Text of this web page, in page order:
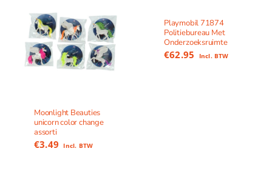
Moonlight Beauties
unicorn color change
assorti
€3.49 Incl. BTW
Playmobil 71874
Politiebureau Met
Onderzoeksruimte
€62.95 Incl. BTW